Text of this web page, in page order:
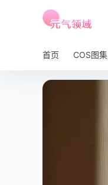
首页 COS图集